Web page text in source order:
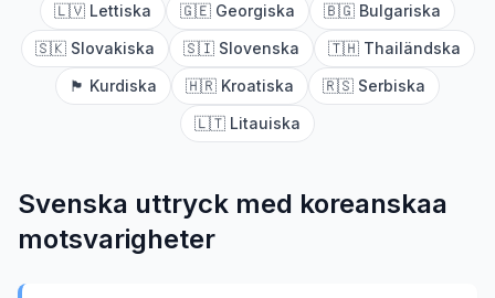
🇱🇻 Lettiska 🇬🇪 Georgiska 🇧🇬 Bulgariska
🇸🇰 Slovakiska 🇸🇮 Slovenska 🇹🇭 Thailändska
🏴 Kurdiska 🇭🇷 Kroatiska 🇷🇸 Serbiska
🇱🇹 Litauiska
Svenska uttryck med koreanskaa
motsvarigheter